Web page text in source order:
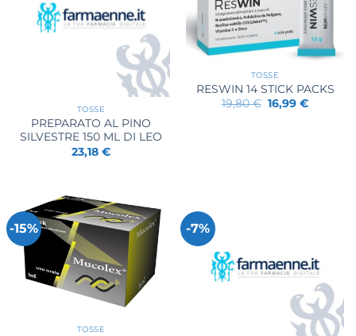
TOSSE
PREPARATO AL PINO
SILVESTRE 150 ML DI LEO
23,18 €
TOSSE
RESWIN 14 STICK PACKS
19,80€ Il
prezzo
16,99€Il
-15%
TOSSE
-7%